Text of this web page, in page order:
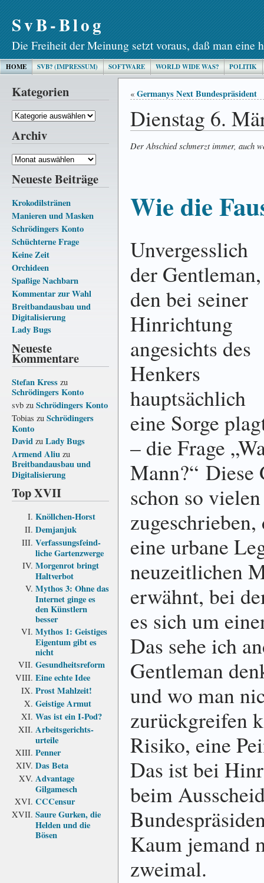
SvB-Blog
Die Freiheit der Meinung setzt voraus, daß man eine
HOME SVB? (IMPRESSUM) SOFTWARE WORLD WIDE WAS? POLITIK
Kategorien
Kategorien
Archiv
Archiv
Neueste Beiträge
Krokodilstränen
Manieren und Masken
Schrödingers Konto
Schüchterne Frage
Keine Zeit
Orchideen
Spaßige Nachbarn
Kommentar zur Wahl
Breitbandausbau und
Digitalisierung
Lady Bugs
Neueste
Kommentare
Stefan Kress zu
Schrödingers Konto
svb zu Schrödingers Konto
Tobias zu Schrödingers
Konto
David zu Lady Bugs
Armend Aliu zu
Breitbandausbau und
Digitalisierung
Top XVII
Knöllchen-Horst
Demjanjuk
Verfassungs­feind­
liche Garten­zwerge
Morgenrot bringt
Haltverbot
Mythos 3: Ohne das
Internet ginge es
den Künstlern
besser
Mythos 1: Geistiges
Eigentum gibt es
nicht
Gesundheits­reform
Eine echte Idee
Prost Mahlzeit!
Geistige Armut
Was ist ein I-Pod?
Arbeits­gerichts­
urteile
Penner
Das Beta
Advantage
Gilgamesch
CCCensur
Saure Gurken, die
Helden und die
Bösen
« Germanys Next Bundespräsident
Dienstag 6.
Der Abschied schmerzt immer, auch
Wie die
Unvergesslich
der Gentleman,
den bei seiner
Hinrichtung
angesichts des
Henkers
hauptsächlich
eine Sorge
– die Frage
Mann?“ Diese
schon so
eine urbane
neuzeitlichen
erwähnt, bei
es sich um
Das sehe ich
Gentleman
und wo man
zurückgreifen
Risiko, eine
Das ist bei
beim
Kaum jemand
zweimal.